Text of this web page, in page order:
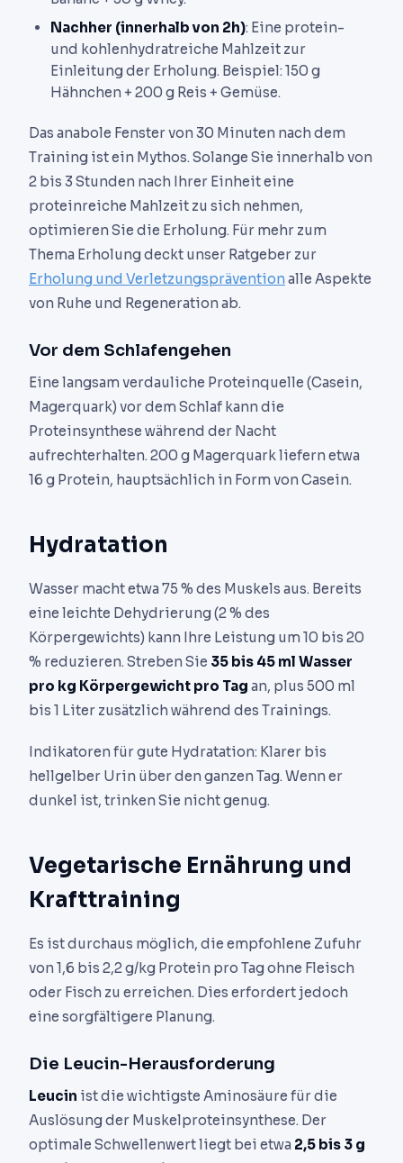
Nachher (innerhalb von 2h): Eine protein-
und kohlenhydratreiche Mahlzeit zur
Einleitung der Erholung. Beispiel: 150 g
Hähnchen + 200 g Reis + Gemüse.
Das anabole Fenster von 30 Minuten nach dem
Training ist ein Mythos. Solange Sie innerhalb von
2 bis 3 Stunden nach Ihrer Einheit eine
proteinreiche Mahlzeit zu sich nehmen,
optimieren Sie die Erholung. Für mehr zum
Thema Erholung deckt unser Ratgeber zur
Erholung und Verletzungsprävention alle Aspekte
von Ruhe und Regeneration ab.
Vor dem Schlafengehen
Eine langsam verdauliche Proteinquelle (Casein,
Magerquark) vor dem Schlaf kann die
Proteinsynthese während der Nacht
aufrechterhalten. 200 g Magerquark liefern etwa
16 g Protein, hauptsächlich in Form von Casein.
Hydratation
Wasser macht etwa 75 % des Muskels aus. Bereits
eine leichte Dehydrierung (2 % des
Körpergewichts) kann Ihre Leistung um 10 bis 20
% reduzieren. Streben Sie 35 bis 45 ml Wasser
pro kg Körpergewicht pro Tag an, plus 500 ml
bis 1 Liter zusätzlich während des Trainings.
Indikatoren für gute Hydratation: Klarer bis
hellgelber Urin über den ganzen Tag. Wenn er
dunkel ist, trinken Sie nicht genug.
Vegetarische Ernährung und
Krafttraining
Es ist durchaus möglich, die empfohlene Zufuhr
von 1,6 bis 2,2 g/kg Protein pro Tag ohne Fleisch
oder Fisch zu erreichen. Dies erfordert jedoch
eine sorgfältigere Planung.
Die Leucin-Herausforderung
Leucin ist die wichtigste Aminosäure für die
Auslösung der Muskelproteinsynthese. Der
optimale Schwellenwert liegt bei etwa 2,5 bis 3 g